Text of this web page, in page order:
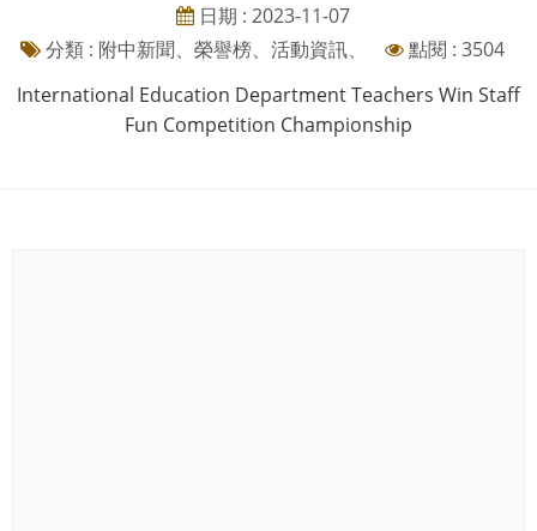
日期 : 2023-11-07
分類 : 附中新聞、榮譽榜、活動資訊、
點閱 : 3504
International Education Department Teachers Win Staff
Fun Competition Championship